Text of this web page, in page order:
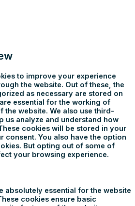
to improve your experience
the website. Out of these, the
as necessary are stored on
essential for the working of
the website. We also use third-
us analyze and understand how
cookies will be stored in your
consent. You also have the option
But opting out of some of
your browsing experience.
absolutely essential for the website
cookies ensure basic